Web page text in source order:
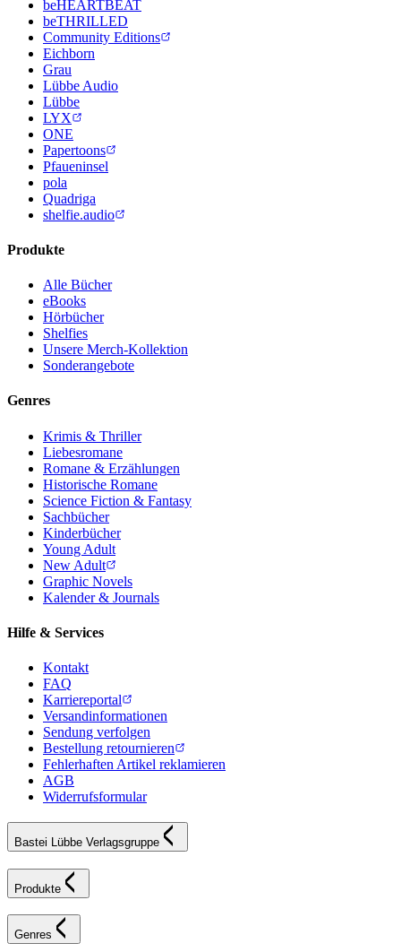
beHEARTBEAT
beTHRILLED
Community Editions
Eichborn
Grau
Lübbe Audio
Lübbe
LYX
ONE
Papertoons
Pfaueninsel
pola
Quadriga
shelfie.audio
Produkte
Alle Bücher
eBooks
Hörbücher
Shelfies
Unsere Merch-Kollektion
Sonderangebote
Genres
Krimis & Thriller
Liebesromane
Romane & Erzählungen
Historische Romane
Science Fiction & Fantasy
Sachbücher
Kinderbücher
Young Adult
New Adult
Graphic Novels
Kalender & Journals
Hilfe & Services
Kontakt
FAQ
Karriereportal
Versandinformationen
Sendung verfolgen
Bestellung retournieren
Fehlerhaften Artikel reklamieren
AGB
Widerrufsformular
Bastei Lübbe Verlagsgruppe
Produkte
Genres